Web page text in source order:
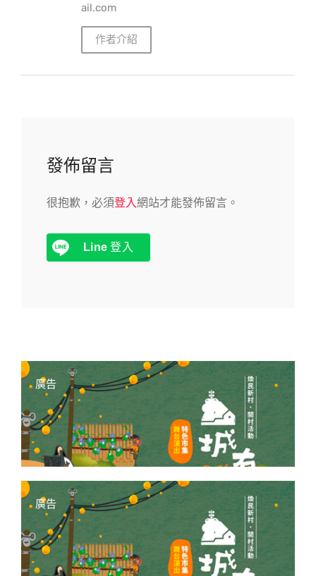
ail.com
作者介紹
發佈留言
很抱歉，必須登入網站才能發佈留言。
Line 登入
廣告
廣告